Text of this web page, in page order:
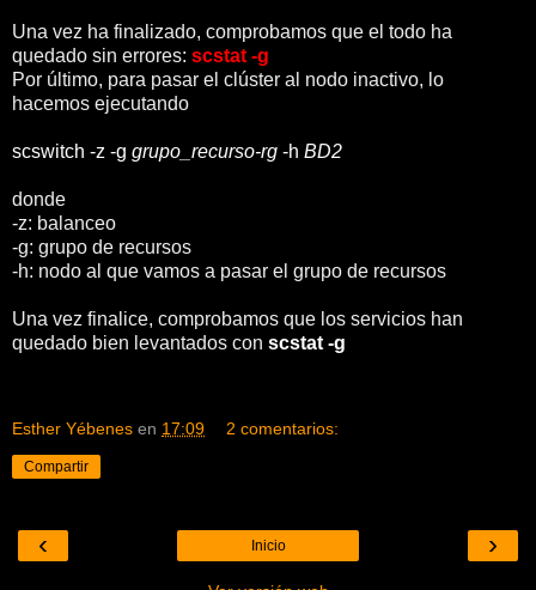
Una vez ha finalizado, comprobamos que el todo ha
quedado sin errores: scstat -g
Por último, para pasar el clúster al nodo inactivo, lo
hacemos ejecutando
scswitch -z -g grupo_recurso-rg -h BD2
donde
-z: balanceo
-g: grupo de recursos
-h: nodo al que vamos a pasar el grupo de recursos
Una vez finalice, comprobamos que los servicios han
quedado bien levantados con scstat -g
Esther Yébenes en 17:09 2 comentarios:
Compartir
‹ ›
Inicio